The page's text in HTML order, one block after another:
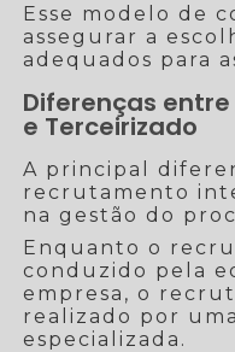
Esse modelo de
assegurar a
adequados para
Diferenças
e Terceirizado
A principal
recrutamento
na gestão do
Enquanto o
conduzido pela
empresa, o
realizado por
especializada.